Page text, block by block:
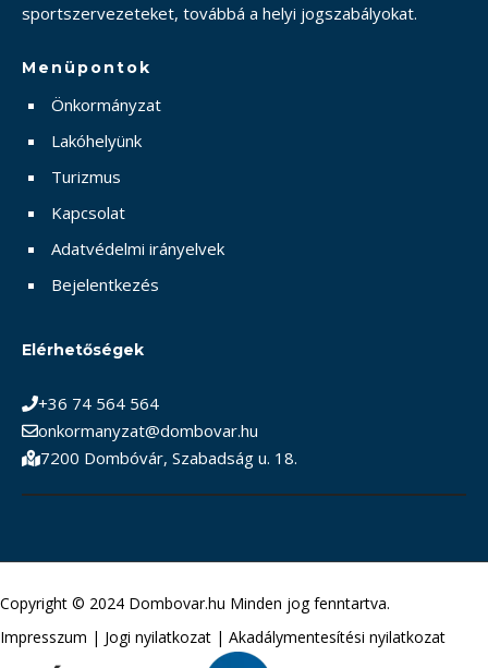
sportszervezeteket, továbbá a helyi jogszabályokat.
Menüpontok
Önkormányzat
Lakóhelyünk
Turizmus
Kapcsolat
Adatvédelmi irányelvek
Bejelentkezés
Elérhetőségek
+36 74 564 564
onkormanyzat@dombovar.hu
7200 Dombóvár, Szabadság u. 18.
Copyright © 2024 Dombovar.hu Minden jog fenntartva.
Impresszum | Jogi nyilatkozat | Akadálymentesítési nyilatkozat